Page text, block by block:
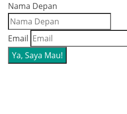
Nama Depan
Email